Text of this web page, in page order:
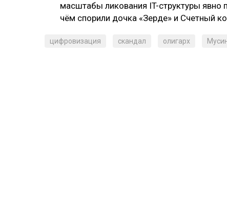
масштабы ликования IT-структуры явно
чём спорили дочка «Зерде» и Счетный
цифровизация скандал олигарх